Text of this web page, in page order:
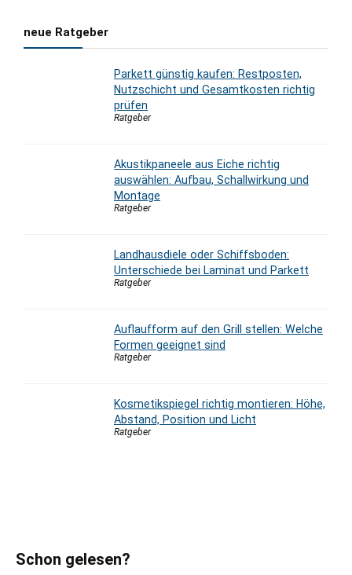
neue Ratgeber
Parkett günstig kaufen: Restposten,
Nutzschicht und Gesamtkosten richtig
prüfen
Ratgeber
Akustikpaneele aus Eiche richtig
auswählen: Aufbau, Schallwirkung und
Montage
Ratgeber
Landhausdiele oder Schiffsboden:
Unterschiede bei Laminat und Parkett
Ratgeber
Auflaufform auf den Grill stellen: Welche
Formen geeignet sind
Ratgeber
Kosmetikspiegel richtig montieren: Höhe,
Abstand, Position und Licht
Ratgeber
Schon gelesen?